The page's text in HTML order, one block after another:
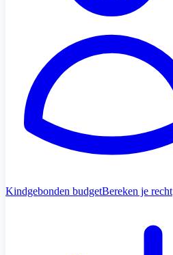
Kindgebonden budgetBereken je recht